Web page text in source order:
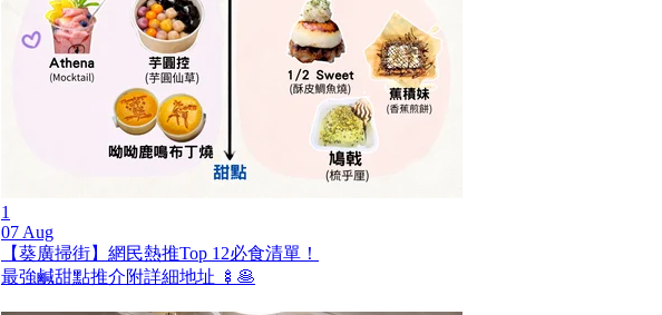
1
07 Aug
【葵廣掃街】網民熱推Top 12必食清單！
最強鹹甜點推介附詳細地址 🍢🥞